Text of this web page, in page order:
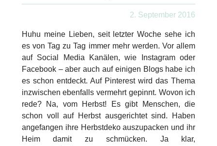
2. September 2016
Huhu meine Lieben, seit letzter Woche sehe ich
es von Tag zu Tag immer mehr werden. Vor allem
auf Social Media Kanälen, wie Instagram oder
Facebook – aber auch auf einigen Blogs habe ich
es schon entdeckt. Auf Pinterest wird das Thema
inzwischen ebenfalls vermehrt gepinnt. Wovon ich
rede? Na, vom Herbst! Es gibt Menschen, die
schon voll auf Herbst ausgerichtet sind. Haben
angefangen ihre Herbstdeko auszupacken und ihr
Heim damit zu schmücken. Ja klar,